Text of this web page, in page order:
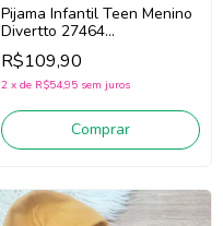
Pijama Infantil Teen Menino
Divertto 27464
(Branco/Marinho)
R$109,90
2 x de R$54,95 sem juros
Comprar